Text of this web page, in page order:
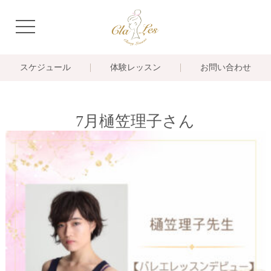
navigation
スケジュール 体験レッスン お問い合わせ
7月樋笠理子さん